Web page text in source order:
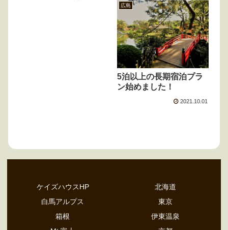
広島
5泊以上の長期宿泊プラ
ン始めました！
2021.10.01
ケイズハウスHP
北海道
白馬アルプス
東京
箱根
伊東温泉